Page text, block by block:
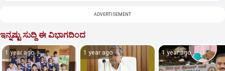
ADVERTISEMENT
ಇನ್ನಷ್ಟು ಸುದ್ದಿ ಈ ವಿಭಾಗದಿಂದ
1 year ago 1 year ago 1 year ago